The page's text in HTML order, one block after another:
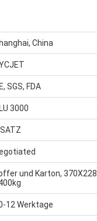
China
SGS, FDA
3000
und Karton,
12 Werktage